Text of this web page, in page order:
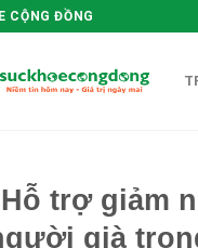
CỘNG ĐỒNG
Hỗ trợ giảm
già